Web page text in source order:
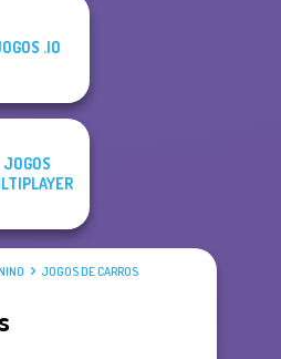
.IO
JOGOS
JOGOS DE CARROS